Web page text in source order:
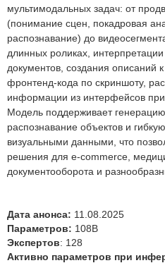
мультимодальных задач: от
(понимание сцен, покадровая
распознавание) до
длинных роликах,
документов, создания описаний
фронтенд-кода по скриншоту,
информации из интерфейсов
Модель поддерживает
распознавание объектов и
визуальными данными, что
решения для e-commerce,
документооборота и
Дата анонса: 11.08.2025
Параметров: 108B
Экспертов: 128
Активно параметров при